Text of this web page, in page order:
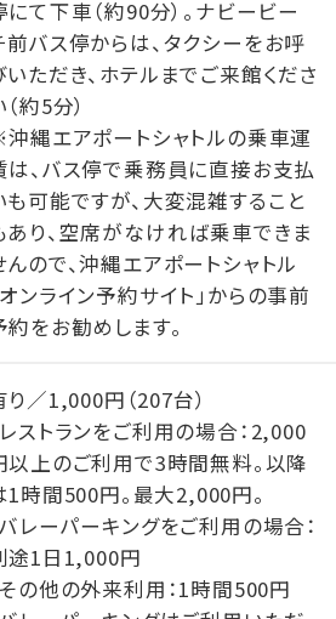
）にて承ります。
い。
にて下車（約90分）。ナビービー
前バス停からは、タクシーをお呼
いただき、ホテルまでご来館くださ
（約5分）
縄エアポートシャトルの乗車運
は、バス停で乗務員に直接お支払
も可能ですが、大変混雑すること
あり、空席がなければ乗車できま
んので、沖縄エアポートシャトル
オンライン予約サイト」からの事前
約をお勧めします。
り／1,000円（207台）
レストランをご利用の場合：2,000
以上のご利用で3時間無料。以降
1時間500円。最大2,000円。
バレーパーキングをご利用の場合：
途1日1,000円
その他の外来利用：1時間500円